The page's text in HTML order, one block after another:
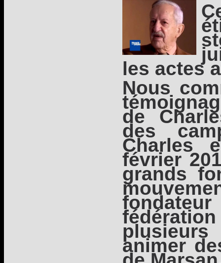
les actes
Nous
de
des
Charles
février
grands
animer